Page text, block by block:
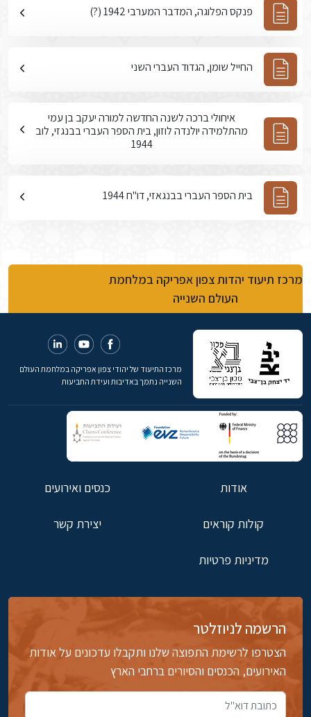
פנקס הפלוגה, המדבר המערבי 1942 (?)
החייל שומן, הגדוד העברי השני
איחולי ברכה לשנה החדשה למורה יעקב בן עמי
מהתלמידה יולנדה לוזון, בית הספר העברי בבנגזי, לוב
1944
בית הספר העברי בבנגאזי, דו"ח 1944
מרכז תיעוד יהדות צפון אפריקה במלחמת
העולם השנייה
מרכז התיעוד של יהודי צפון אפריקה במלחמת העולם
השנייה נתמך באדיבות ועידת התביעות
אודות כנסים ואירועים
קולות קוראים יצירת קשר
מדיניות פרטיות
הרשמה לניוזלטר
הצטרפו לרשימת התפוצה שלנו ותקבלו עדכונים על אודות
האירועים, הכנסים והסיורים ברחבי הארץ